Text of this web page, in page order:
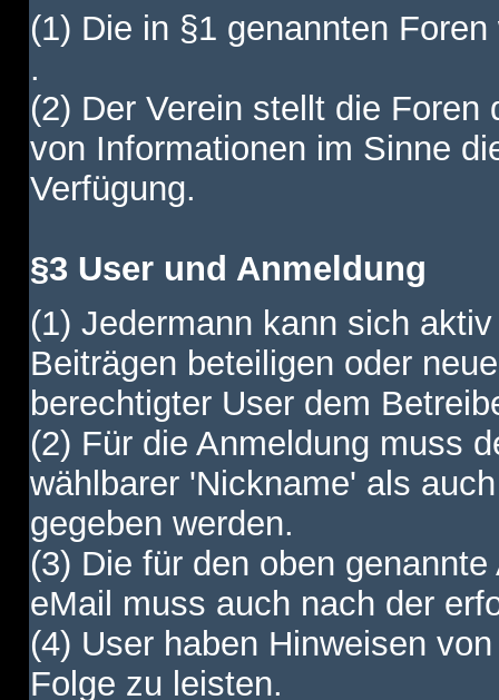
(1) Die in §1 genannten
.
(2) Der Verein stellt die
von Informationen im Sinne
Verfügung.
§3 User und Anmeldung
(1) Jedermann kann sich
Beiträgen beteiligen oder
berechtigter User dem
(2) Für die Anmeldung muss
wählbarer 'Nickname' als
gegeben werden.
(3) Die für den oben
eMail muss auch nach der
(4) User haben Hinweisen
Folge zu leisten.